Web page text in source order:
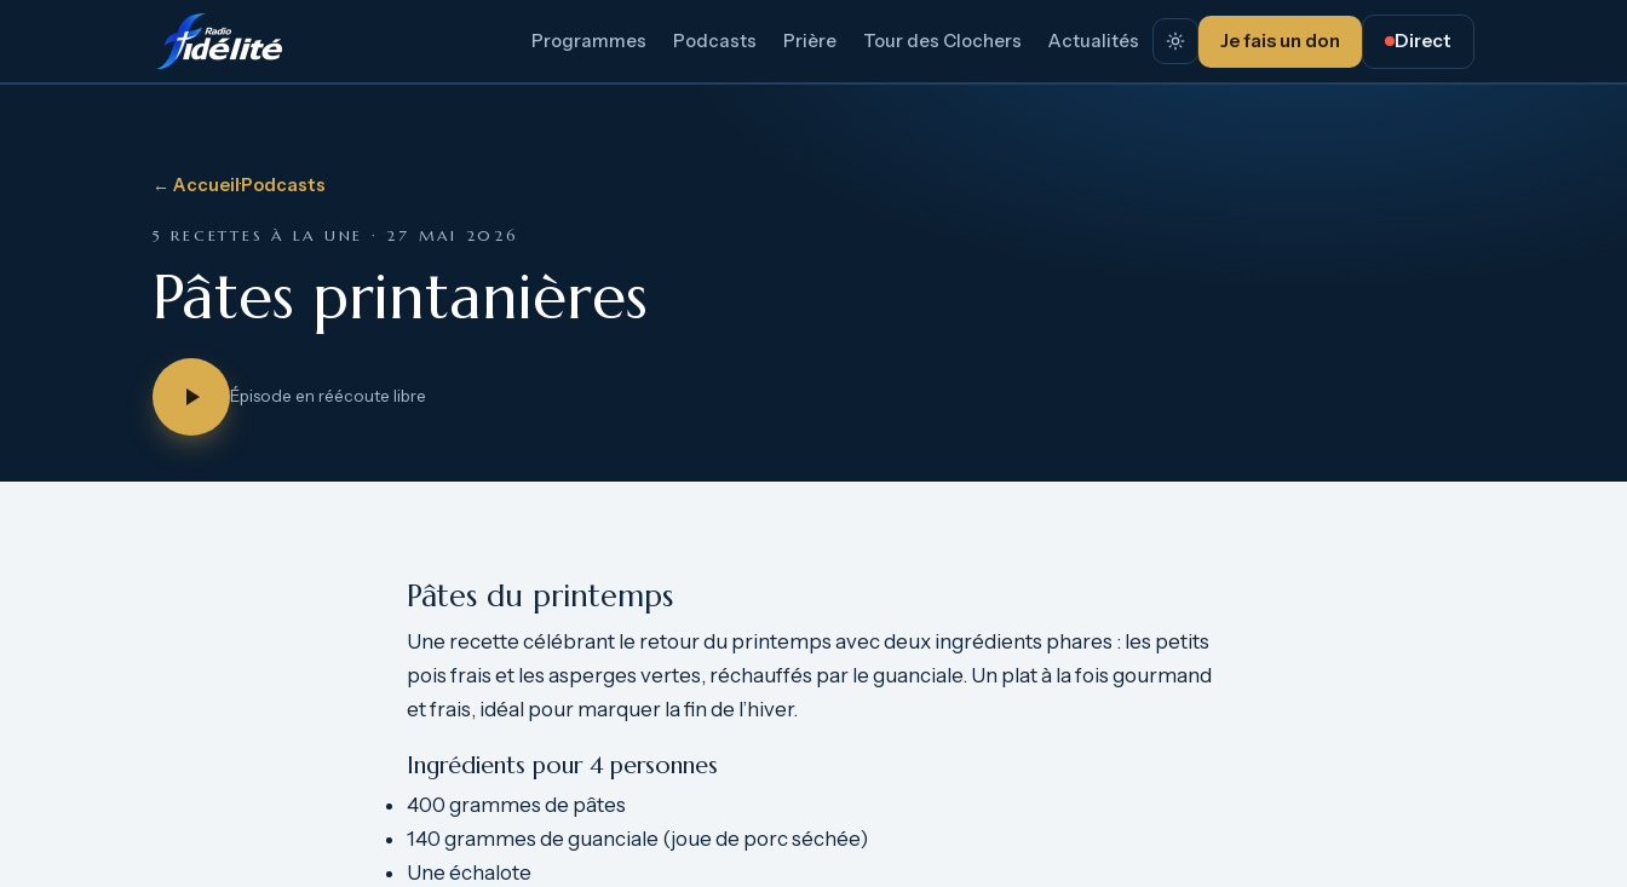
Programmes Podcasts Prière Tour des Clochers Actualités Je fais un don Direct
← Accueil·Podcasts
5 RECETTES À LA UNE · 27 MAI 2026
Pâtes printanières
Épisode en réécoute libre
Pâtes du printemps
Une recette célébrant le retour du printemps avec deux ingrédients phares : les petits
pois frais et les asperges vertes, réchauffés par le guanciale. Un plat à la fois gourmand
et frais, idéal pour marquer la fin de l’hiver.
Ingrédients pour 4 personnes
400 grammes de pâtes
140 grammes de guanciale (joue de porc séchée)
Une échalote